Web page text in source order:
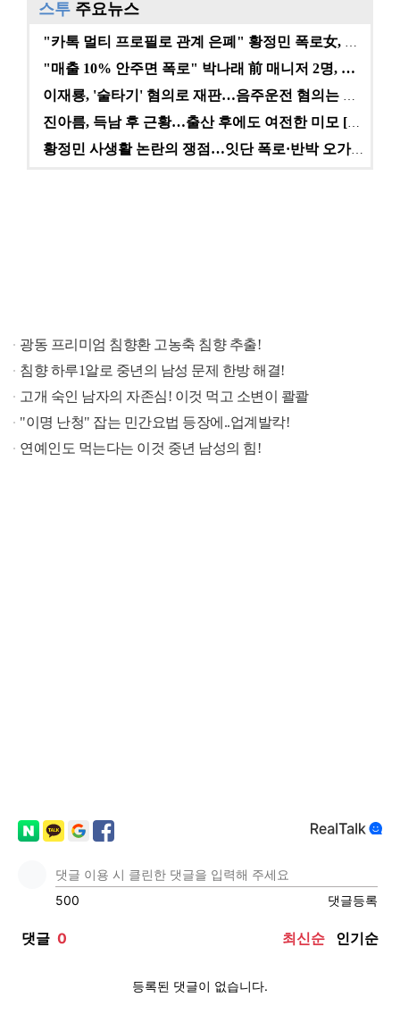
스투 주요뉴스
"매출 10% 안주면 폭로" 박나래 前 매니저 2명, …
황정민 사생활 논란의 쟁점…잇단 폭로·반박 오가는 소모…